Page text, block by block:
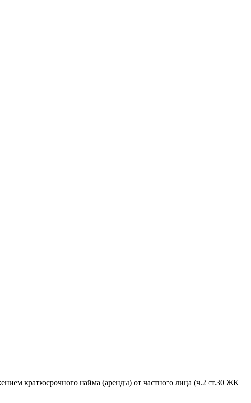
краткосрочного найма (аренды) от частного лица (ч.2 ст.30 ЖК